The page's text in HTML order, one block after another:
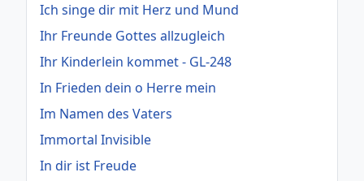
Ich singe dir mit Herz und Mund
Ihr Freunde Gottes allzugleich
Ihr Kinderlein kommet - GL-248
In Frieden dein o Herre mein
Im Namen des Vaters
Immortal Invisible
In dir ist Freude